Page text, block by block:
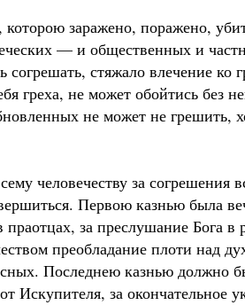
заражено, поражено,
— и общественных и
согрешать, стяжало влечение ко
греха, не может обойтись без
не может не грешить,
человечеству за согрешения
Первою казнью была
праотцах, за преслушание Бога
преобладание плоти над
Последнею казнью должно
Искупителя, за окончательное